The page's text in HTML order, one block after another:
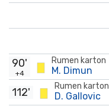
Rumen karton
M. Dimun
90'
+4
Rumen karton
D. Gallovic
112'